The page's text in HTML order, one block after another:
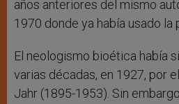
años anteriores del mismo
1970 donde ya había usado la
El neologismo bioética había
varias décadas, en 1927, por
Jahr (1895-1953). Sin